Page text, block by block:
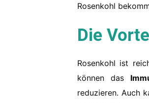
Rosenkohl
Die
Rosenkohl ist
können das
reduzieren. Auch